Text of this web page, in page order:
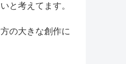
と考えてます。
の大きな創作に